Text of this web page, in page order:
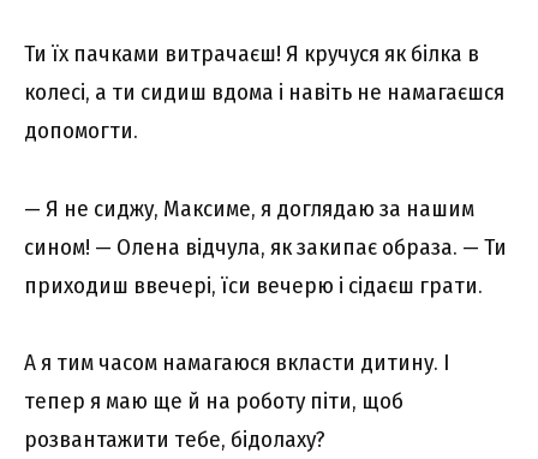
Ти їх пачками витрачаєш! Я кручуся як білка в
колесі, а ти сидиш вдома і навіть не намагаєшся
допомогти.
— Я не сиджу, Максиме, я доглядаю за нашим
сином! — Олена відчула, як закипає образа. — Ти
приходиш ввечері, їси вечерю і сідаєш грати.
А я тим часом намагаюся вкласти дитину. І
тепер я маю ще й на роботу піти, щоб
розвантажити тебе, бідолаху?